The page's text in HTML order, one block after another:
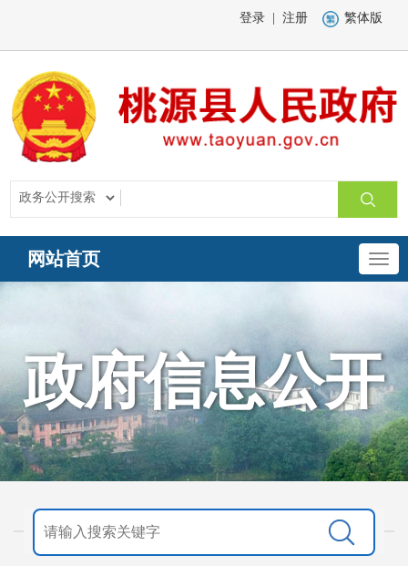
登录 注册 繁体版
网站首页
政府信息公开